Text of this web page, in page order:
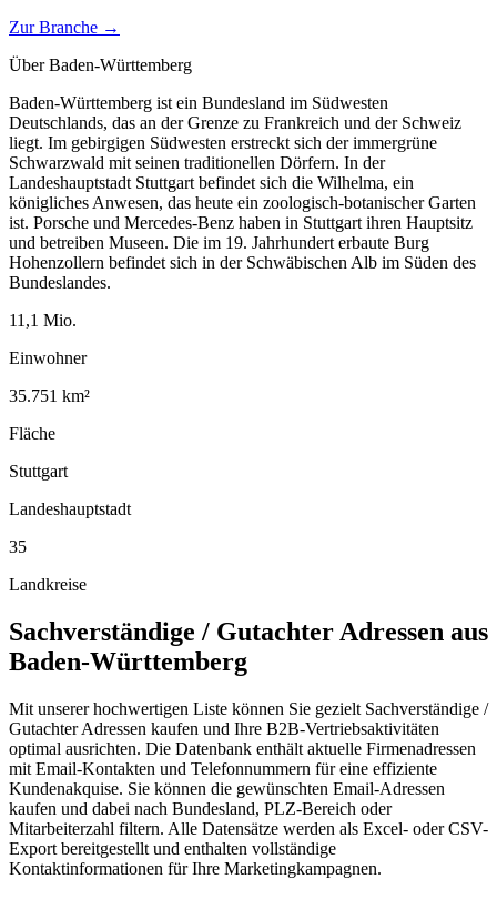
Zur Branche →
ÜberBaden-Württemberg
Baden-Württemberg ist ein Bundesland im Südwesten
Deutschlands, das an der Grenze zu Frankreich und der Schweiz
liegt. Im gebirgigen Südwesten erstreckt sich der immergrüne
Schwarzwald mit seinen traditionellen Dörfern. In der
Landeshauptstadt Stuttgart befindet sich die Wilhelma, ein
königliches Anwesen, das heute ein zoologisch-botanischer Garten
ist. Porsche und Mercedes-Benz haben in Stuttgart ihren Hauptsitz
und betreiben Museen. Die im 19. Jahrhundert erbaute Burg
Hohenzollern befindet sich in der Schwäbischen Alb im Süden des
Bundeslandes.
11,1 Mio.
Einwohner
35.751 km²
Fläche
Stuttgart
Landeshauptstadt
35
Landkreise
Sachverständige / Gutachter Adressen aus
Baden-Württemberg
Mit unserer hochwertigen Liste können Sie gezielt Sachverständige /
Gutachter Adressen kaufen und Ihre B2B-Vertriebsaktivitäten
optimal ausrichten. Die Datenbank enthält aktuelle Firmenadressen
mit Email-Kontakten und Telefonnummern für eine effiziente
Kundenakquise. Sie können die gewünschten Email-Adressen
kaufen und dabei nach Bundesland, PLZ-Bereich oder
Mitarbeiterzahl filtern. Alle Datensätze werden als Excel- oder CSV-
Export bereitgestellt und enthalten vollständige
Kontaktinformationen für Ihre Marketingkampagnen.